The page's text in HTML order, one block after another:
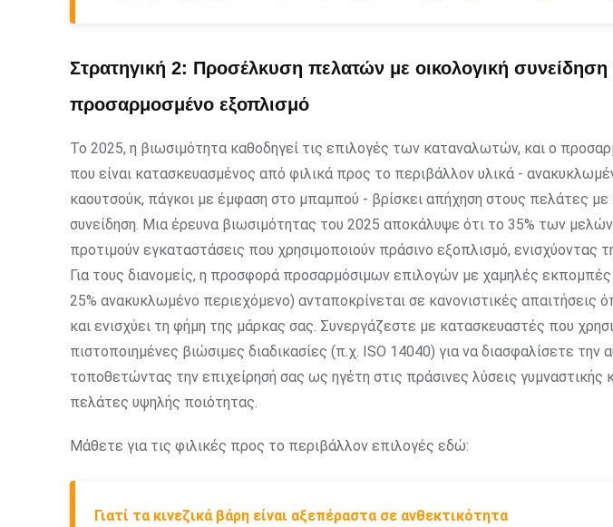
Στρατηγική 2: Προσέλκυση πελατών με οικολογική
προσαρμοσμένο εξοπλισμό
Το 2025, η βιωσιμότητα καθοδηγεί τις επιλογές των καταναλωτών, και ο
που είναι κατασκευασμένος από φιλικά προς το περιβάλλον υλικά -
καουτσούκ, πάγκοι με έμφαση στο μπαμπού - βρίσκει απήχηση στους πελάτες με
συνείδηση. Μια έρευνα βιωσιμότητας του 2025 αποκάλυψε ότι το 35% των
προτιμούν εγκαταστάσεις που χρησιμοποιούν πράσινο εξοπλισμό, ενισχύοντας
Για τους διανομείς, η προσφορά προσαρμόσιμων επιλογών με χαμηλές
25% ανακυκλωμένο περιεχόμενο) ανταποκρίνεται σε κανονιστικές απαιτήσεις
και ενισχύει τη φήμη της μάρκας σας. Συνεργάζεστε με κατασκευαστές που
πιστοποιημένες βιώσιμες διαδικασίες (π.χ. ISO 14040) για να διασφαλίσετε την
τοποθετώντας την επιχείρησή σας ως ηγέτη στις πράσινες λύσεις γυμναστικής
πελάτες υψηλής ποιότητας.
Μάθετε για τις φιλικές προς το περιβάλλον επιλογές εδώ:
Γιατί τα κινεζικά βάρη είναι αξεπέραστα σε ανθεκτικότητα